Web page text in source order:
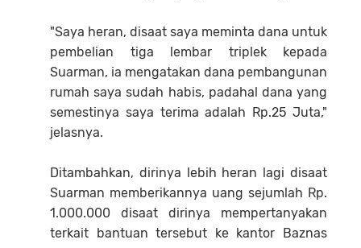
"Saya heran, disaat saya meminta dana untuk
pembelian tiga lembar triplek kepada
Suarman, ia mengatakan dana pembangunan
rumah saya sudah habis, padahal dana yang
semestinya saya terima adalah Rp.25 Juta,"
jelasnya.
Ditambahkan, dirinya lebih heran lagi disaat
Suarman memberikannya uang sejumlah Rp.
1.000.000 disaat dirinya mempertanyakan
terkait bantuan tersebut ke kantor Baznas